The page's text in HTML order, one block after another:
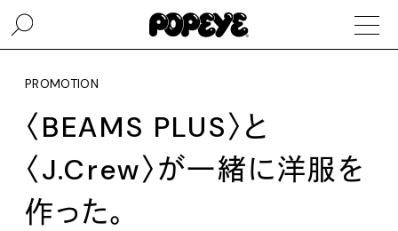
PROMOTION
〈BEAMS PLUS〉と
〈J.Crew〉が一緒に洋服を
作った。